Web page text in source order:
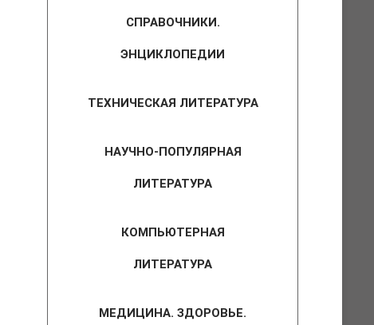
СПРАВОЧНИКИ.
ЭНЦИКЛОПЕДИИ
ТЕХНИЧЕСКАЯ ЛИТЕРАТУРА
НАУЧНО-ПОПУЛЯРНАЯ
ЛИТЕРАТУРА
КОМПЬЮТЕРНАЯ
ЛИТЕРАТУРА
МЕДИЦИНА. ЗДОРОВЬЕ.